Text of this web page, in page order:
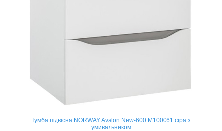
Тумба підвісна NORWAY Avalon New-600 M100061 сіра з
умивальником